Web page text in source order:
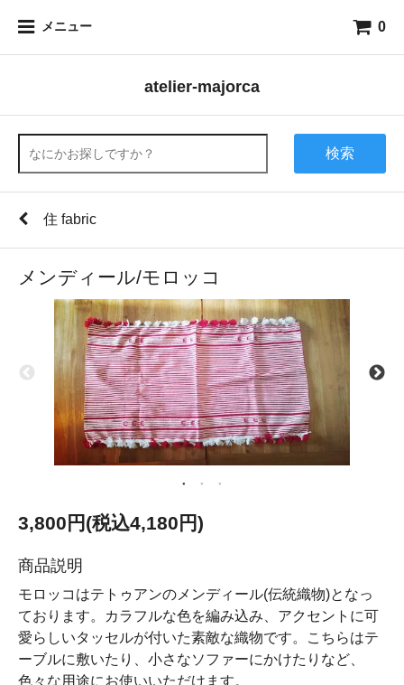
メニュー 0
atelier-majorca
検索
住 fabric
メンディール/モロッコ
3,800円(税込4,180円)
商品説明
モロッコはテトゥアンのメンディール(伝統織物)となっ
ております。カラフルな色を編み込み、アクセントに可
愛らしいタッセルが付いた素敵な織物です。こちらはテ
ーブルに敷いたり、小さなソファーにかけたりなど、
色々な用途にお使いいただけます。